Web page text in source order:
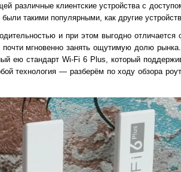
различные клиентские устройства с
такими популярными, как другие
и при этом выгодно отличается
мгновенно занять ощутимую долю
ею стандарт Wi-Fi 6 Plus, который
технология — разберём по ходу обзора